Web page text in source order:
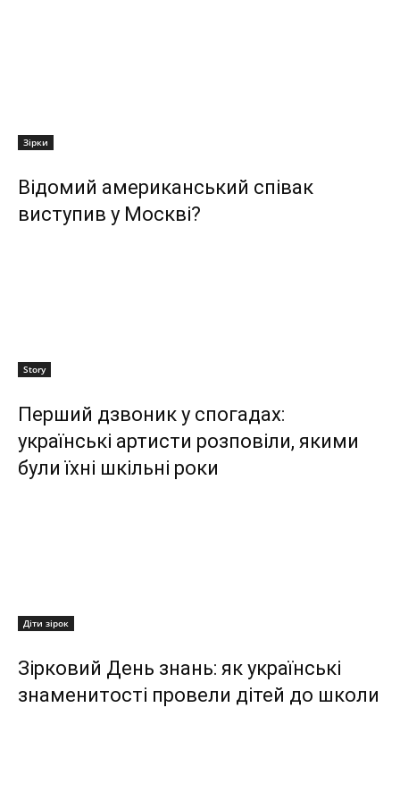
Зірки
Відомий американський співак
виступив у Москві?
Story
Перший дзвоник у спогадах:
українські артисти розповіли, якими
були їхні шкільні роки
Діти зірок
Зірковий День знань: як українські
знаменитості провели дітей до школи